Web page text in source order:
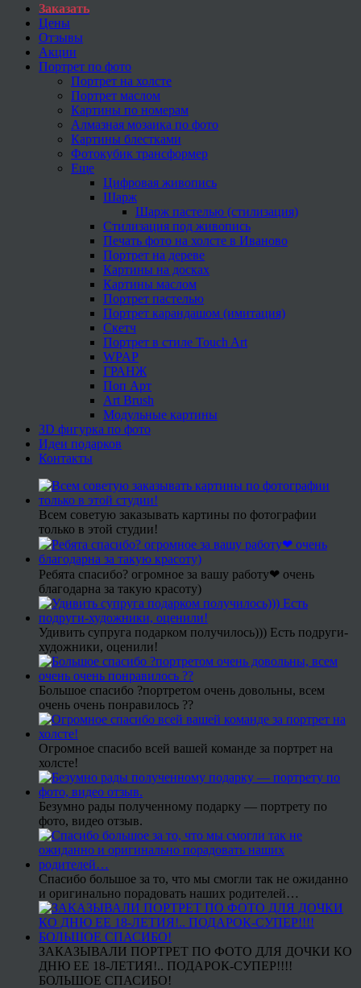
Заказать
Цены
Отзывы
Акции
Портрет по фото
Портрет на холсте
Портрет маслом
Картины по номерам
Алмазная мозаика по фото
Картины блестками
Фотокубик трансформер
Еще
Цифровая живопись
Шарж
Шарж пастелью (стилизация)
Стилизация под живопись
Печать фото на холсте в Иваново
Портрет на дереве
Картины на досках
Картины маслом
Портрет пастелью
Портрет карандашом (имитация)
Скетч
Портрет в стиле Touch Art
WPAP
ГРАНЖ
Поп Арт
Art Brush
Модульные картины
3D фигурка по фото
Идеи подарков
Контакты
Всем советую заказывать картины по фотографии
только в этой студии!
Ребята спасибо? огромное за вашу работу❤ очень
благодарна за такую красоту)
Удивить супруга подарком получилось))) Есть подруги-
художники, оценили!
Большое спасибо ?портретом очень довольны, всем
очень очень понравилось ??
Огромное спасибо всей вашей команде за портрет на
холсте!
Безумно рады полученному подарку — портрету по
фото, видео отзыв.
Спасибо большое за то, что мы смогли так не ожиданно
и оригинально порадовать наших родителей…
ЗАКАЗЫВАЛИ ПОРТРЕТ ПО ФОТО ДЛЯ ДОЧКИ КО
ДНЮ ЕЕ 18-ЛЕТИЯ!.. ПОДАРОК-СУПЕР!!!!
БОЛЬШОЕ СПАСИБО!